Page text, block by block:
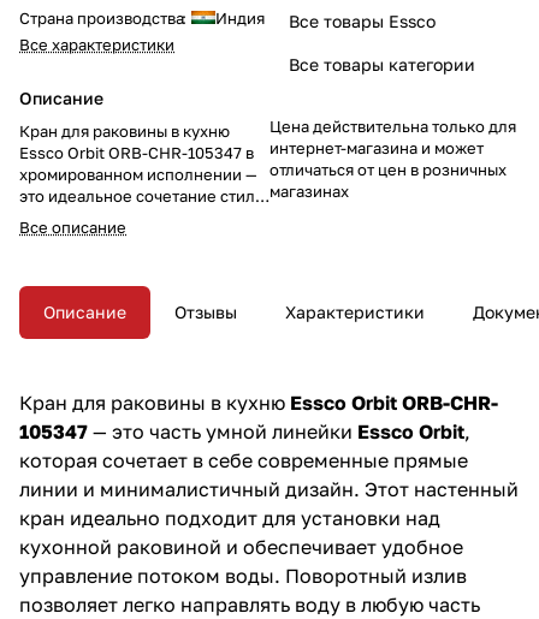
Страна производства:
Индия
Все характеристики
Описание
Кран для раковины в кухню
Essco Orbit ORB-CHR-105347 в
хромированном исполнении —
это идеальное сочетание стиля
и практичности для вашей
кухни. Смелый дизайн с
монтаж делают этот кран
незаменимым элементом
вашего интерьера. Закажите
Все описание
Все товары Essco
Все товары категории
Цена действительна только для
интернет-магазина и может
отличаться от цен в розничных
магазинах
Описание Отзывы Характеристики
Кран для раковины в кухню Essco Orbit ORB-CHR-
105347 — это часть умной линейки Essco Orbit,
которая сочетает в себе современные прямые
линии и минималистичный дизайн. Этот настенный
кран идеально подходит для установки над
кухонной раковиной и обеспечивает удобное
управление потоком воды. Поворотный излив
позволяет легко направлять воду в любую часть